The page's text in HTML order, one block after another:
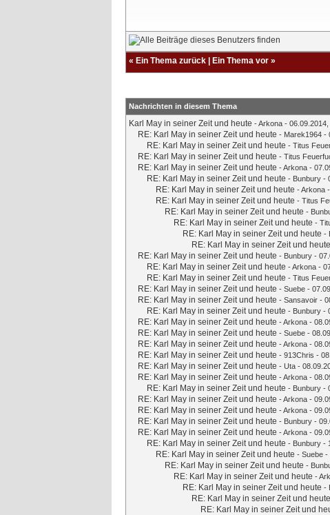
« Ein Thema zurück Ein Thema vor »
Nachrichten in diesem Thema
Karl May in seiner Zeit und heute -Arkona -
RE: Karl May in seiner Zeit und heute - Marek1964 -
RE: Karl May in seiner Zeit und heute - Titus
RE: Karl May in seiner Zeit und heute - Titus
RE: Karl May in seiner Zeit und heute -Arkona -
RE: Karl May in seiner Zeit und heute - Bunbury -
RE: Karl May in seiner Zeit und heute -Arkona
RE: Karl May in seiner Zeit und heute - Titus
RE: Karl May in seiner Zeit und heute -
RE: Karl May in seiner Zeit und heute -
RE: Karl May in seiner Zeit und heute -
RE: Karl May in seiner Zeit und heute
RE: Karl May in seiner Zeit und heute - Bunbury -
RE: Karl May in seiner Zeit und heute -Arkona -
RE: Karl May in seiner Zeit und heute - Titus
RE: Karl May in seiner Zeit und heute - Suebe -
RE: Karl May in seiner Zeit und heute - Sansavoir -
RE: Karl May in seiner Zeit und heute - Bunbury -
RE: Karl May in seiner Zeit und heute -Arkona -
RE: Karl May in seiner Zeit und heute - Suebe -
RE: Karl May in seiner Zeit und heute -Arkona -
RE: Karl May in seiner Zeit und heute - 913Chris -
RE: Karl May in seiner Zeit und heute - Uta -
RE: Karl May in seiner Zeit und heute -Arkona -
RE: Karl May in seiner Zeit und heute - Bunbury -
RE: Karl May in seiner Zeit und heute -Arkona -
RE: Karl May in seiner Zeit und heute -Arkona -
RE: Karl May in seiner Zeit und heute - Bunbury -
RE: Karl May in seiner Zeit und heute -Arkona -
RE: Karl May in seiner Zeit und heute - Bunbury -
RE: Karl May in seiner Zeit und heute - Suebe -
RE: Karl May in seiner Zeit und heute -
RE: Karl May in seiner Zeit und heute -
RE: Karl May in seiner Zeit und heute -
RE: Karl May in seiner Zeit und heute
RE: Karl May in seiner Zeit und